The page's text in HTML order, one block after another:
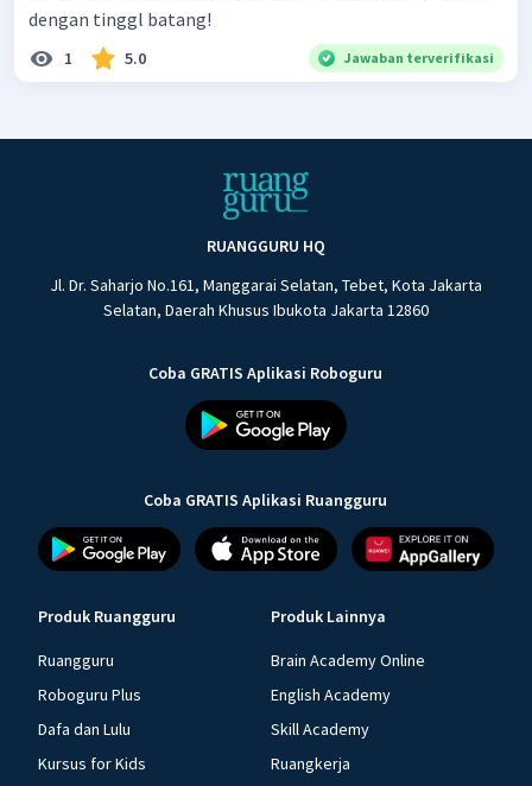
dengan tinggl batang!
1 5.0 Jawaban terverifikasi
RUANGGURU HQ
Jl. Dr. Saharjo No.161, Manggarai Selatan, Tebet, Kota Jakarta
Selatan, Daerah Khusus Ibukota Jakarta 12860
Coba GRATIS Aplikasi Roboguru
Coba GRATIS Aplikasi Ruangguru
Produk Ruangguru
Ruangguru
Roboguru Plus
Dafa dan Lulu
Kursus for Kids
Produk Lainnya
Brain Academy Online
English Academy
Skill Academy
Ruangkerja